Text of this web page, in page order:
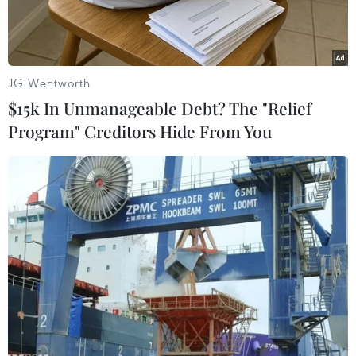
(Ảnh minh họa. Nguyễn Thanh/TTXVN)
Nằm trong khuôn khổ Tuần Văn hóa-Du lịch Lai
Châu năm 2022 với chủ đề "Về với những đỉnh
núi Lai Châu kỳ vĩ," sáng 14/4, tại bản Sì Thâu
Chải, huyện Tam Đường, Ủy ban Nhân dân tỉnh
JG Wentworth
$15k In Unmanageable Debt? The "Relief
Program" Creditors Hide From You